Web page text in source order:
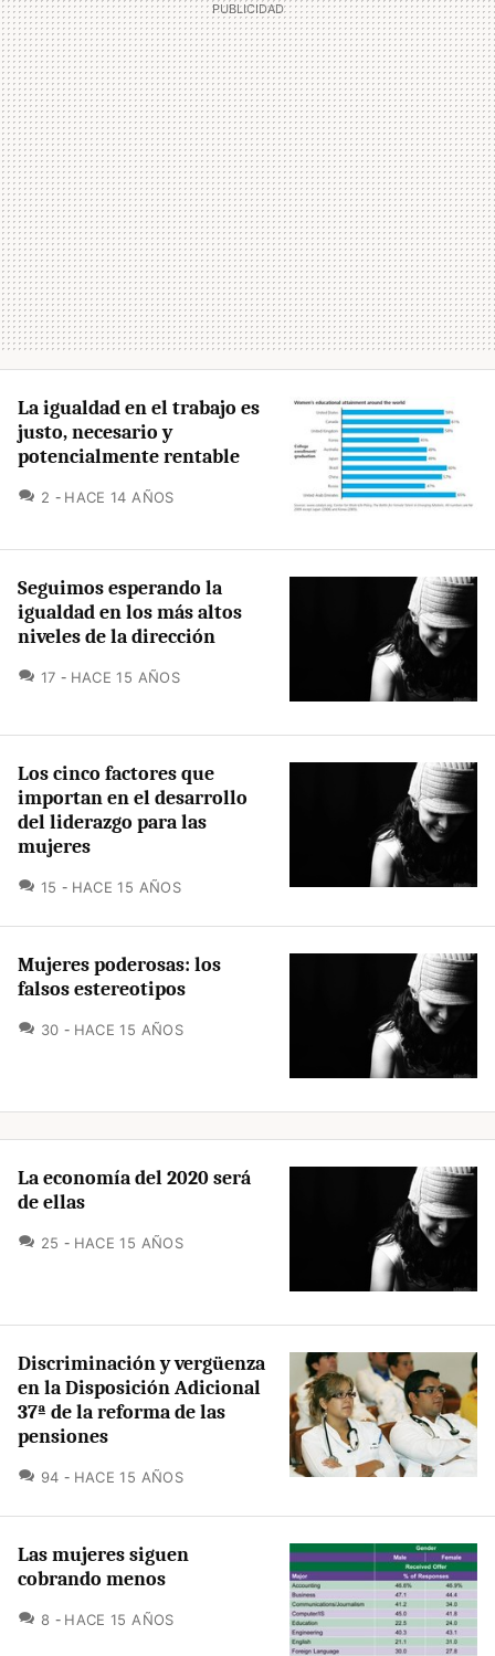
La igualdad en el trabajo es
justo, necesario y
potencialmente rentable
2 COMENTARIOS
HACE 14 AÑOS
Seguimos esperando la
igualdad en los más altos
niveles de la dirección
17 COMENTARIOS
HACE 15 AÑOS
Los cinco factores que
importan en el desarrollo
del liderazgo para las
mujeres
15 COMENTARIOS
HACE 15 AÑOS
Mujeres poderosas: los
falsos estereotipos
30 COMENTARIOS
HACE 15 AÑOS
La economía del 2020 será
de ellas
25 COMENTARIOS
HACE 15 AÑOS
Discriminación y vergüenza
en la Disposición Adicional
37ª de la reforma de las
pensiones
94 COMENTARIOS
HACE 15 AÑOS
Las mujeres siguen
cobrando menos
8 COMENTARIOS
HACE 15 AÑOS